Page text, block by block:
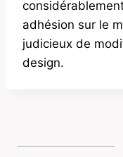
adhésion sur le
judicieux de
design.